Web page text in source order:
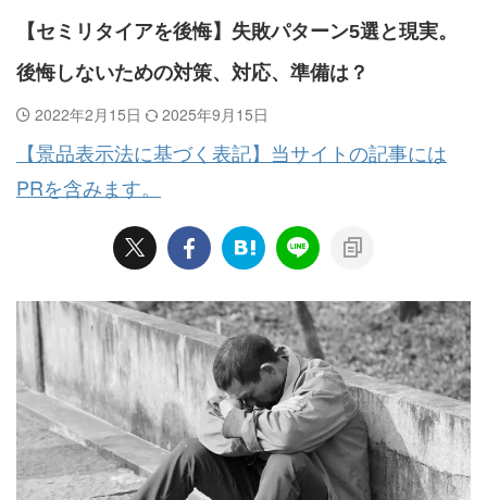
【セミリタイアを後悔】失敗パターン5選と現実。
後悔しないための対策、対応、準備は？
2022年2月15日
2025年9月15日
【景品表示法に基づく表記】当サイトの記事には
PRを含みます。